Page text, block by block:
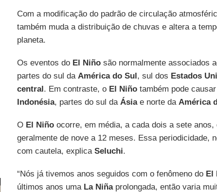
Com a modificação do padrão de circulação
também muda a distribuição de chuvas e altera a
planeta.
Os eventos do El Niñosão normalmente associados
partes do sul da América do Sul, sul dos Estados
central. Em contraste, o El Niñotambém pode
Indonésia, partes do sul da Ásiae norte da América
O El Niñoocorre, em média, a cada dois a sete anos,
geralmente de nove a 12 meses. Essa periodicidade,
com cautela, explica Seluchi.
“Nós já tivemos anos seguidos com o fenômeno do El
últimos anos uma La Niñaprolongada, então varia